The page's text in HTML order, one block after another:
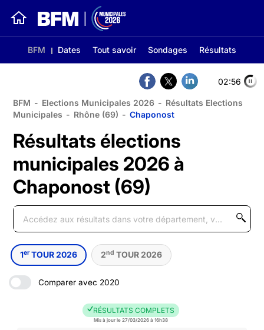
BFM Dates Tout savoir Sondages Résultats
02:56
BFM - Elections Municipales 2026 - Résultats Elections
Municipales - Rhône (69) - Chaponost
Résultats élections
municipales 2026 à
Chaponost (69)
1er TOUR 2026 2nd TOUR 2026
Comparer avec 2020
RÉSULTATS COMPLETS
Mis à jour le 27/03/2026 à 16h38